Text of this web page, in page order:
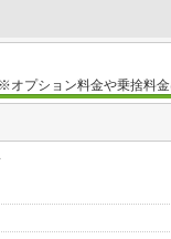
※オプション料金や乗捨料金